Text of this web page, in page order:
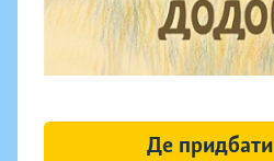
Де придбати